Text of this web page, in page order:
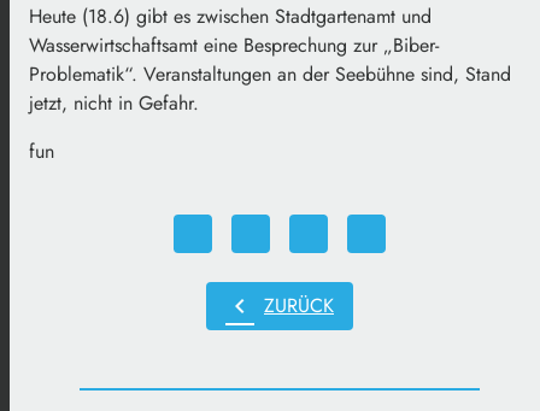
Heute (18.6) gibt es zwischen Stadtgartenamt und
Wasserwirtschaftsamt eine Besprechung zur „Biber-
Problematik“. Veranstaltungen an der Seebühne sind, Stand
jetzt, nicht in Gefahr.
fun
chevron_left ZURÜCK